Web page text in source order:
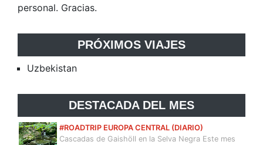
personal. Gracias.
PRÓXIMOS VIAJES
Uzbekistan
DESTACADA DEL MES
#ROADTRIP EUROPA CENTRAL (DIARIO)
Cascadas de Gaishöll en la Selva Negra Este mes